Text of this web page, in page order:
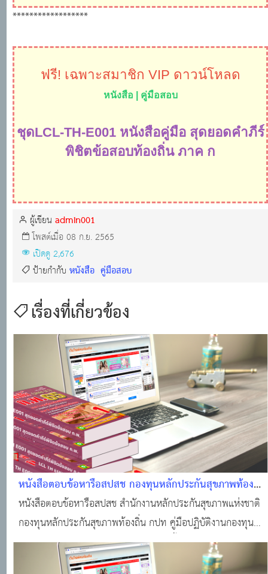
******************
ฟรี! เฉพาะสมาชิก VIP ดาวน์โหลด
หนังสือ | คู่มือสอบ
ชุดLCL-TH-E001 หนังสือคู่มือ สุดยอดคำภีร์
พิชิตข้อสอบท้องถิ่น ภาค ก
ผู้เขียนadmin001
โพสต์เมื่อ 08 ก.ย. 2565
เปิดดู 2,676
ป้ายกำกับหนังสือ คู่มือสอบ
เรื่องที่เกี่ยวข้อง
หนังสือตอบข้อหารือสปสช กองทุนหลักประกันสุขภาพท้อง
ถิ่น - กปท.
หนังสือตอบข้อหารือสปสช สำนักงานหลักประกันสุขภาพแห่งชาติ
กองทุนหลักประกันสุขภาพท้องถิ่น กปท คู่มือปฏิบัติงานกองทุน
หลักประกันสุขภาพ ในระดับท้องถิ่นหรือพื้นที่